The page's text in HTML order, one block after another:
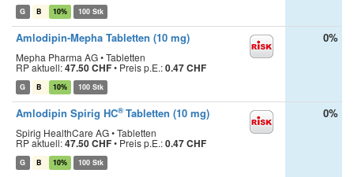
G B 10% 100 Stk
Amlodipin-Mepha Tabletten (10 mg)
Mepha Pharma AG • Tabletten
RP aktuell:47.50 CHF• Preis p.E.:0.47 CHF
G B 10% 100 Stk
0%
Amlodipin Spirig HC® Tabletten (10 mg)
Spirig HealthCare AG • Tabletten
RP aktuell:47.50 CHF• Preis p.E.:0.47 CHF
G B 10% 100 Stk
0%